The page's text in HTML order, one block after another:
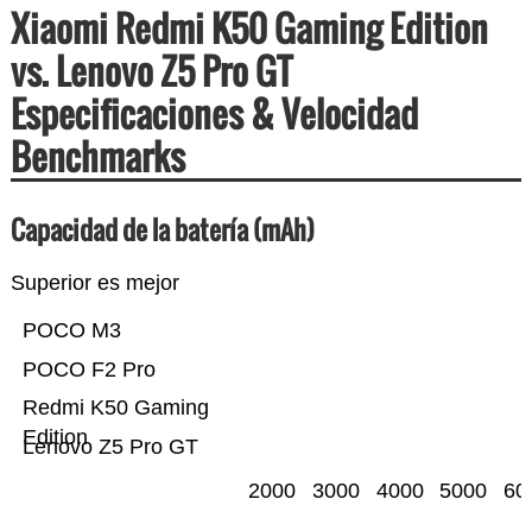
Xiaomi Redmi K50 Gaming Edition
vs. Lenovo Z5 Pro GT
Especificaciones & Velocidad
Benchmarks
Capacidad de la batería (mAh)
Superior es mejor
Lenovo Z5 Pro GT
Redmi K50 Gaming
Edition
POCO F2 Pro
POCO M3
2000 3000 4000 5000